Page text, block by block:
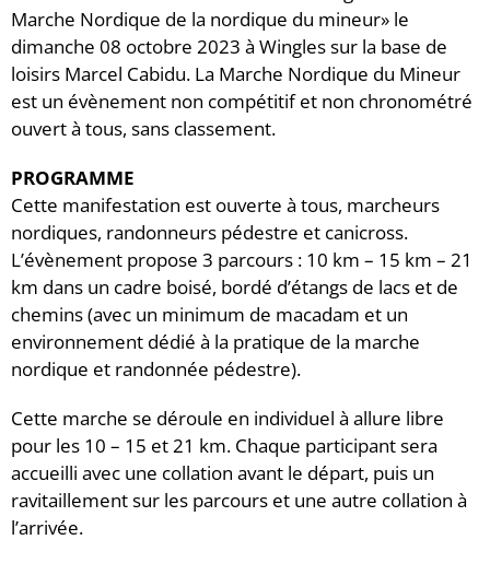
Marche Nordique de la nordique du mineur» le
dimanche 08 octobre 2023 à Wingles sur la base de
loisirs Marcel Cabidu. La Marche Nordique du Mineur
est un évènement non compétitif et non chronométré
ouvert à tous, sans classement.
PROGRAMME
Cette manifestation est ouverte à tous, marcheurs
nordiques, randonneurs pédestre et canicross.
L’évènement propose 3 parcours : 10 km – 15 km – 21
km dans un cadre boisé, bordé d’étangs de lacs et de
chemins (avec un minimum de macadam et un
environnement dédié à la pratique de la marche
nordique et randonnée pédestre).
Cette marche se déroule en individuel à allure libre
pour les 10 – 15 et 21 km. Chaque participant sera
accueilli avec une collation avant le départ, puis un
ravitaillement sur les parcours et une autre collation à
l’arrivée.